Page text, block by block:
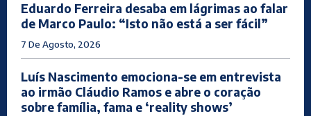
Eduardo Ferreira desaba em lágrimas ao falar
de Marco Paulo: “Isto não está a ser fácil”
7 De Agosto, 2026
Luís Nascimento emociona-se em entrevista
ao irmão Cláudio Ramos e abre o coração
sobre família, fama e ‘reality shows’